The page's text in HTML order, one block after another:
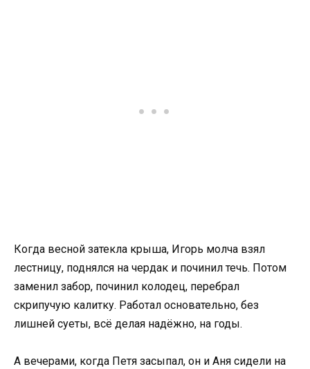
Когда весной затекла крыша, Игорь молча взял
лестницу, поднялся на чердак и починил течь. Потом
заменил забор, починил колодец, перебрал
скрипучую калитку. Работал основательно, без
лишней суеты, всё делая надёжно, на годы.
А вечерами, когда Петя засыпал, он и Аня сидели на